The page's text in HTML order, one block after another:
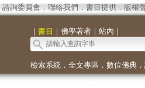
諮詢委員會． 聯絡我們 ． 書目提供． 版權
｜ 書目 ｜ 佛學著者｜ 站內 ｜
檢索系統． 全文專區 ． 數位佛典．